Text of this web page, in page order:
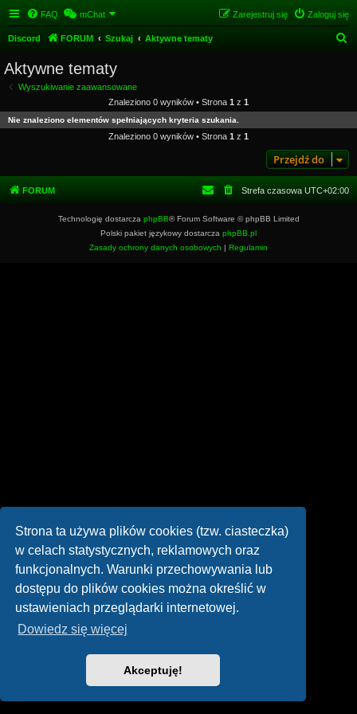
Strona ta używa plików cookies (tzw. ciasteczka)
w celach statystycznych, reklamowych oraz
funkcjonalnych. Warunki przechowywania lub
dostępu do plików cookies można określić w
ustawieniach przeglądarki internetowej.
Dowiedz się więcej
Akceptuję!
FAQ mChat Zaloguj się
Zarejestruj się
Discord FORUM Szukaj Aktywne tematy
a
Aktywne tematy
Wyszukiwanie zaawansowane
Znaleziono 0 wyników • Strona 1 z 1
Nie znaleziono elementów spełniających kryteria szukania.
Znaleziono 0 wyników • Strona 1 z 1
Przejdź do
FORUM Strefa czasowa UTC+02:00
Technologię dostarcza phpBB® Forum Software © phpBB Limited
Polski pakiet językowy dostarcza phpBB.pl
Zasady ochrony danych osobowych | Regulamin